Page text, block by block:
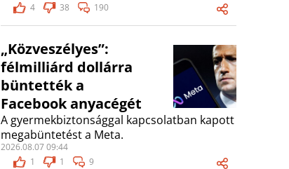
4
38 190
„Közveszélyes”:
félmilliárd dollárra
büntették a
Facebook anyacégét
A gyermekbiztonsággal kapcsolatban kapott
megabüntetést a Meta.
2026.08.07 09:44
1
1 9